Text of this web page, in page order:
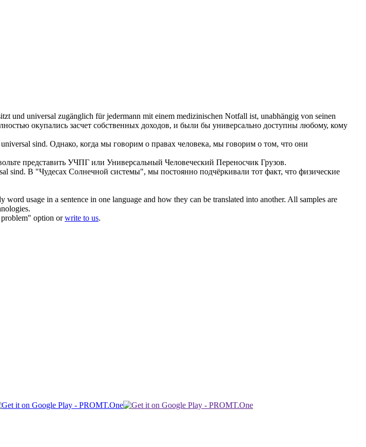
und universal zugänglich für jedermann mit einem medizinischen Notfall ist, unabhängig von seinen
окупались засчет собственных доходов, и были бы универсально доступны любому, кому
universal sind. Однако, когда мы говорим о правах человека, мы говорим о том, что они
представить УЧПГ или Универсальный Человеческий Переносчик Грузов.
sind. В "Чудесах Солнечной системы", мы постоянно подчёркивали тот факт, что физические
usage in a sentence in one language and how they can be translated into another. All samples are
option orwrite to us.